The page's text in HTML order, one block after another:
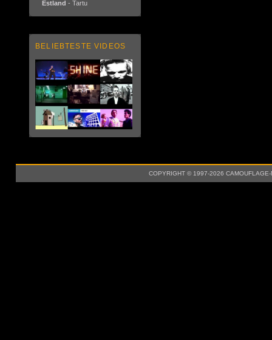
Estland - Tartu
BELIEBTESTE VIDEOS
COPYRIGHT © 1997-2026 CAMOUFLAGE-